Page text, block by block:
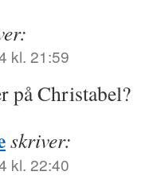
kl. 21:59
på Christabel?
skriver:
kl. 22:40